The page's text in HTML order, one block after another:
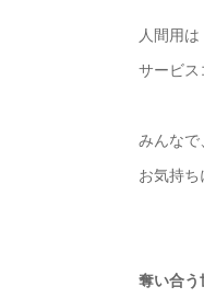
人間用は
サービ
みんな
お気持
奪い合う